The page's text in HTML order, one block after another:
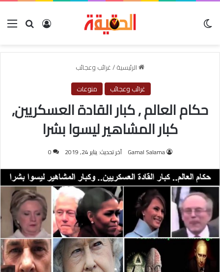
بحث عنتسجيل
الرئيسية/غرائب وعجائب
غرائب وعجائب
منوعات
حكام العالم , كبار القادة العسكريين,
كبار المشاهير ليسوا بشرا
Gamal Salama آخر تحديث: يناير 24, 2019 0